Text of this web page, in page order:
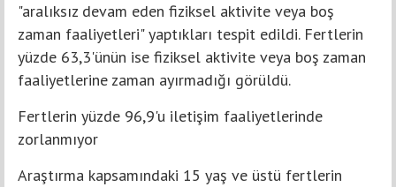
"aralıksız devam eden fiziksel aktivite veya boş
zaman faaliyetleri" yaptıkları tespit edildi. Fertlerin
yüzde 63,3'ünün ise fiziksel aktivite veya boş zaman
faaliyetlerine zaman ayırmadığı görüldü.
Fertlerin yüzde 96,9'u iletişim faaliyetlerinde
zorlanmıyor
Araştırma kapsamındaki 15 yaş ve üstü fertlerin